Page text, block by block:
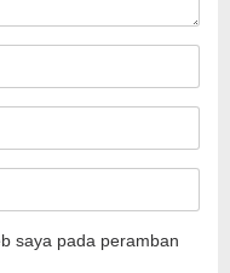
saya pada peramban